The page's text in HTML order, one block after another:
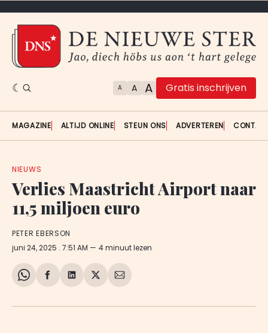
A A A Gratis inschrijven
MAGAZINE ALTIJD ONLINE STEUN ONS ADVERTEREN
NIEUWS
Verlies Maastricht Airport naar
11,5 miljoen euro
PETER EBERSON
juni 24, 2025 . 7:51 AM 4 minuut lezen
Share
WhatsApp
Delen
Facebook
Delen
LinkedIn
Share
X
Deel
E-